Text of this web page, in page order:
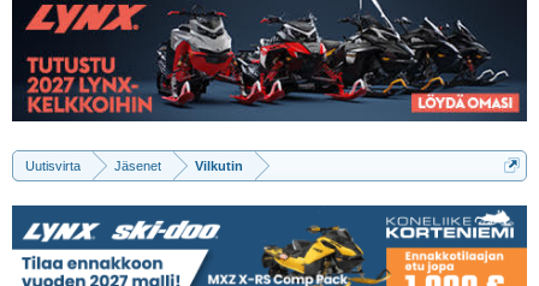
Uutisvirta Jäsenet Vilkutin